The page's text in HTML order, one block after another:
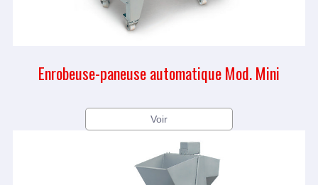
Enrobeuse-paneuse automatique Mod. Mini
Voir